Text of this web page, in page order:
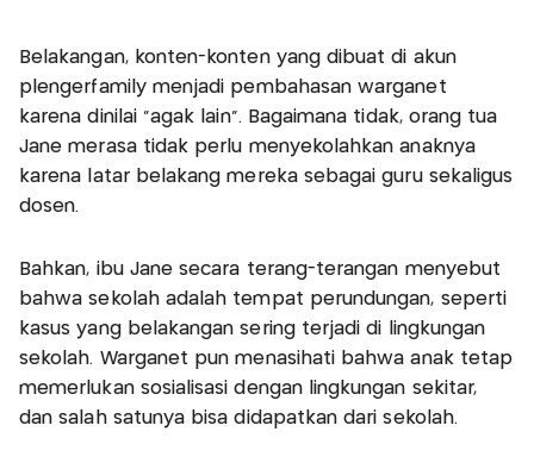
Belakangan, konten-konten yang dibuat di akun
plengerfamily menjadi pembahasan warganet
karena dinilai “agak lain”. Bagaimana tidak, orang tua
Jane merasa tidak perlu menyekolahkan anaknya
karena latar belakang mereka sebagai guru sekaligus
dosen.
Bahkan, ibu Jane secara terang-terangan menyebut
bahwa sekolah adalah tempat perundungan, seperti
kasus yang belakangan sering terjadi di lingkungan
sekolah. Warganet pun menasihati bahwa anak tetap
memerlukan sosialisasi dengan lingkungan sekitar,
dan salah satunya bisa didapatkan dari sekolah.